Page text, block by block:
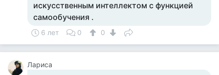
искусственным интеллектом с функцией
самообучения .
6 лет 0 0
Лариса